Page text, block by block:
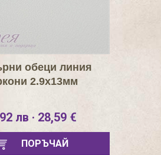
обеци линия
2.9х13мм
лв · 28,59 €
ПОРЪЧАЙ